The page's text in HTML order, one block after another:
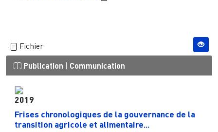
Fichier
Publication Communication
2019
Frises chronologiques de la gouvernance de la
transition agricole et alimentaire...